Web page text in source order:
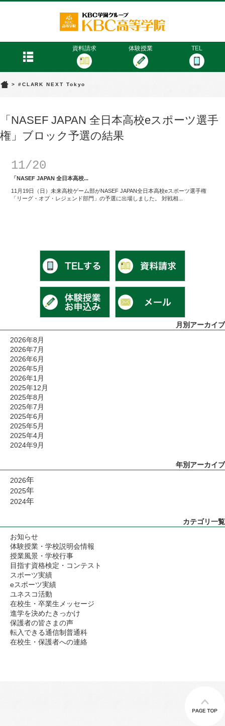
資料請求 体験授業 TEL
> #CLARK NEXT Tokyo
「NASEF JAPAN 全日本高校eスポーツ選手
権」ブロック予選の結果
11/20
「NASEF JAPAN 全日本高校...
11月19日（日）未来高校ゲーム部がNASEF JAPAN全日本高校eスポーツ選手権
「リーグ・オブ・レジェンド部門」の予選に出場しました。 対戦相...
月別アーカイブ
2026年8月
2026年7月
2026年6月
2026年5月
2026年1月
2025年12月
2025年8月
2025年7月
2025年6月
2025年5月
2025年4月
2024年9月
年別アーカイブ
2026年
2025年
2024年
カテゴリ一覧
お知らせ
体験授業・学校説明会情報
授業風景・学校行事
目指す資格検定・コンテスト
スポーツ実績
eスポーツ実績
ユネスコ活動
在校生・卒業生メッセージ
進学を決めたきっかけ
保護者の皆さまの声
転入できる通信制普通科
在校生・保護者への連絡